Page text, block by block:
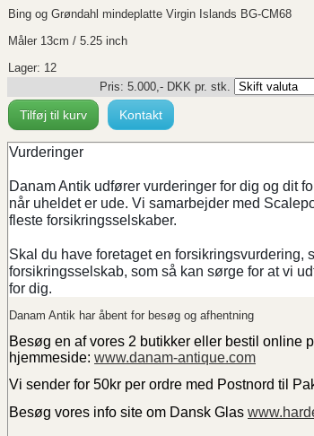
Bing og Grøndahl mindeplatte Virgin Islands BG-CM68
Måler 13cm / 5.25 inch
Lager: 12
Pris: 5.000,- DKKpr. stk.
Tilføj til kurv Kontakt
Vurderinger
Danam Antik udfører vurderinger for dig og dit
når uheldet er ude. Vi samarbejder med
fleste forsikringsselskaber.
Skal du have foretaget en forsikringsvurdering,
forsikringsselskab, som så kan sørge for at vi
for dig.
Danam Antik har åbent for besøg og afhentning
Besøg en af vores 2 butikker eller bestil online
hjemmeside: www.danam-antique.com
Vi sender for 50kr per ordre med Postnord til
Besøg vores info site om Dansk Glas